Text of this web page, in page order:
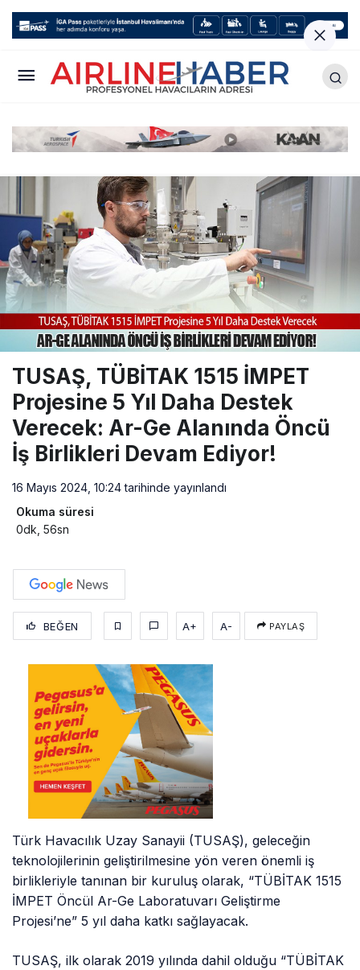
TUSAŞ, TÜBİTAK 1515 İMPET
Projesine 5 Yıl Daha Destek
Verecek: Ar-Ge Alanında Öncü
İş Birlikleri Devam Ediyor!
16 Mayıs 2024, 10:24tarihinde yayınlandı
Okuma süresi
0dk, 56sn
BEĞEN A+ A- PAYLAŞ
Türk Havacılık Uzay Sanayii (TUSAŞ), geleceğin
teknolojilerinin geliştirilmesine yön veren önemli iş
birlikleriyle tanınan bir kuruluş olarak, “TÜBİTAK 1515
İMPET Öncül Ar-Ge Laboratuvarı Geliştirme
Projesi’ne” 5 yıl daha katkı sağlayacak.
TUSAŞ, ilk olarak 2019 yılında dahil olduğu “TÜBİTAK